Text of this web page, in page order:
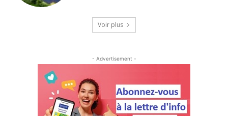
Voir plus
- Advertisement -